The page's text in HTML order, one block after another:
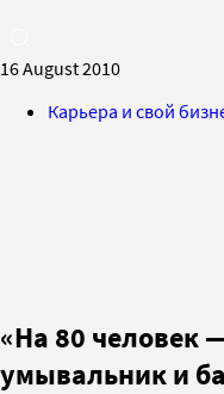
16 August 2010
Карьера и свой
«На 80 человек
умывальник и